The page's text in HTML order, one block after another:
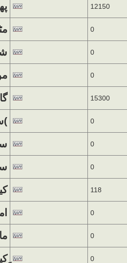
12150
0
0
0
15300
سیب کالا کلو(پہاڑی( 0
0
0
118
0
0
0